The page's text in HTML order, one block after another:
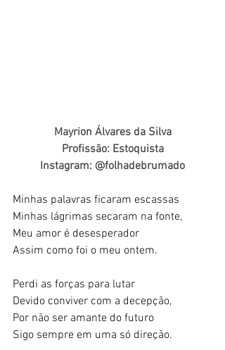
Mayrion Álvares da Silva
Profissão: Estoquista
Instagram: @folhadebrumado
Minhas palavras ficaram escassas
Minhas lágrimas secaram na fonte,
Meu amor é desesperador
Assim como foi o meu ontem.
Perdi as forças para lutar
Devido conviver com a decepção,
Por não ser amante do futuro
Sigo sempre em uma só direção.